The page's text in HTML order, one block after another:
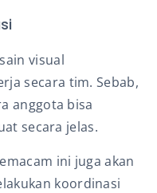
visual
secara tim. Sebab,
anggota bisa
secara jelas.
ini juga akan
koordinasi